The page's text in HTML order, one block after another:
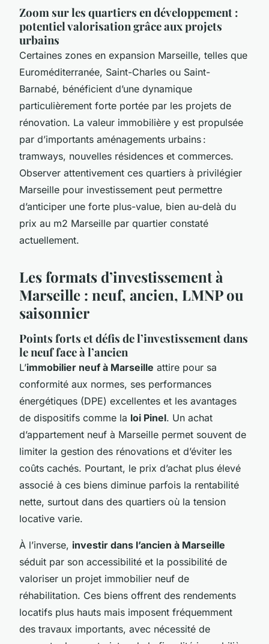
Zoom sur les quartiers en développement :
potentiel valorisation grâce aux projets
urbains
Certaines zones en expansion Marseille, telles que
Euroméditerranée, Saint-Charles ou Saint-
Barnabé, bénéficient d’une dynamique
particulièrement forte portée par les projets de
rénovation. La valeur immobilière y est propulsée
par d’importants aménagements urbains :
tramways, nouvelles résidences et commerces.
Observer attentivement ces quartiers à privilégier
Marseille pour investissement peut permettre
d’anticiper une forte plus-value, bien au-delà du
prix au m2 Marseille par quartier constaté
actuellement.
Les formats d’investissement à
Marseille : neuf, ancien, LMNP ou
saisonnier
Points forts et défis de l’investissement dans
le neuf face à l’ancien
L’immobilier neuf à Marseille attire pour sa
conformité aux normes, ses performances
énergétiques (DPE) excellentes et les avantages
de dispositifs comme la loi Pinel. Un achat
d’appartement neuf à Marseille permet souvent de
limiter la gestion des rénovations et d’éviter les
coûts cachés. Pourtant, le prix d’achat plus élevé
associé à ces biens diminue parfois la rentabilité
nette, surtout dans des quartiers où la tension
locative varie.
À l’inverse, investir dans l’ancien à Marseille
séduit par son accessibilité et la possibilité de
valoriser un projet immobilier neuf de
réhabilitation. Ces biens offrent des rendements
locatifs plus hauts mais imposent fréquemment
des travaux importants, avec nécessité de